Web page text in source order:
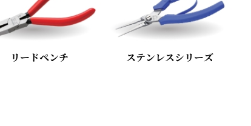
リードペンチ ステンレスシリーズ